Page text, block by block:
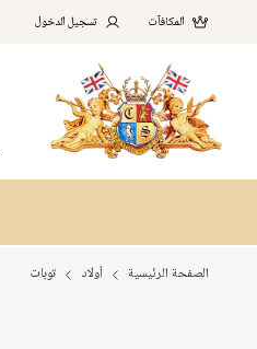
المكافآت تسجيل الدخول
الصفحة الرئيسية أولاد توبات